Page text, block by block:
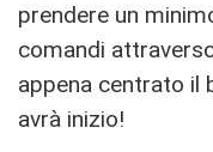
prendere un
comandi
appena centrato il
avrà inizio!